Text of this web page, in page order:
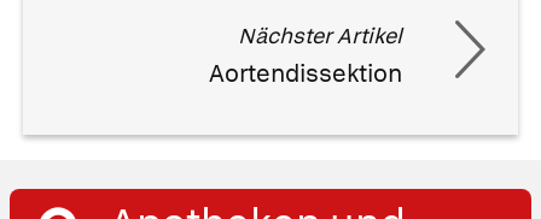
Nächster Artikel
Aortendissektion